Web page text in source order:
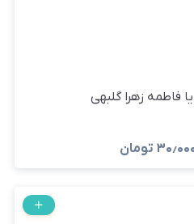
فاطمه زهرا گلبهی
تومان